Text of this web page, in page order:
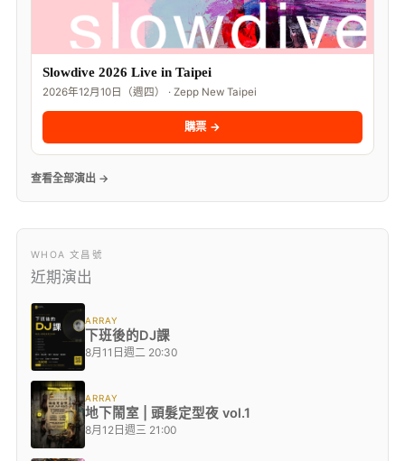
Slowdive 2026 Live in Taipei
2026年12月10日（週四） · Zepp New Taipei
購票 →
查看全部演出 →
WHOA 文昌號
近期演出
ARRAY
下班後的DJ課
8月11日週二 20:30
ARRAY
地下鬧室 | 頭髮定型夜 vol.1
8月12日週三 21:00